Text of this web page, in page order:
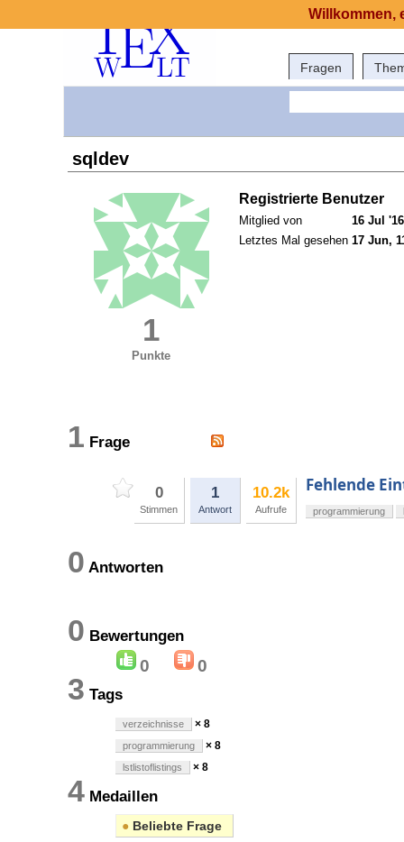
Fragen
sqldev
1
Punkte
Registrierte Benutzer
Mitglied von
16 Jul
Letztes Mal gesehen 17 Jun,
1 Frage
0
Stimmen
1
Antwort
10.2k
Aufrufe
Fehlende
programmierung
0 Antworten
0 Bewertungen
0 0
3 Tags
verzeichnisse × 8
programmierung × 8
lstlistoflistings × 8
4 Medaillen
● Beliebte Frage
Willkommen,